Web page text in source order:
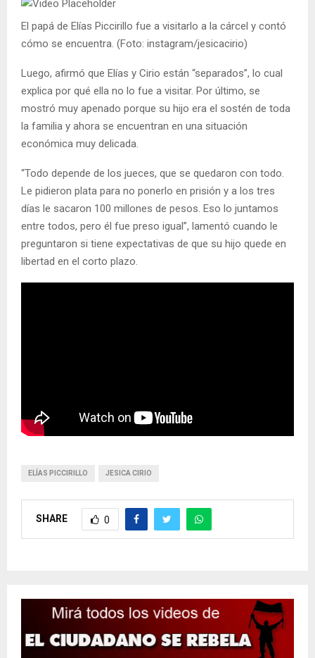
El papá de Elías Piccirillo fue a visitarlo a la cárcel y contó
cómo se encuentra. (Foto: instagram/jesicacirio)
Luego, afirmó que Elías y Cirio están “separados”, lo cual
explica por qué ella no lo fue a visitar. Por último, se
mostró muy apenado porque su hijo era el sostén de toda
la familia y ahora se encuentran en una situación
económica muy delicada.
“Todo depende de los jueces, que se quedaron con todo.
Le pidieron plata para no ponerlo en prisión y a los tres
días le sacaron 100 millones de pesos. Eso lo juntamos
entre todos, pero él fue preso igual”, lamentó cuando le
preguntaron si tiene expectativas de que su hijo quede en
libertad en el corto plazo.
ELÍAS PICCIRILLO JESICA CIRIO
SHARE 0